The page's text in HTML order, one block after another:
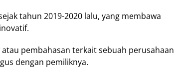
tahun 2019-2020 lalu, yang membawa
pembahasan terkait sebuah perusahaan
dengan pemiliknya.